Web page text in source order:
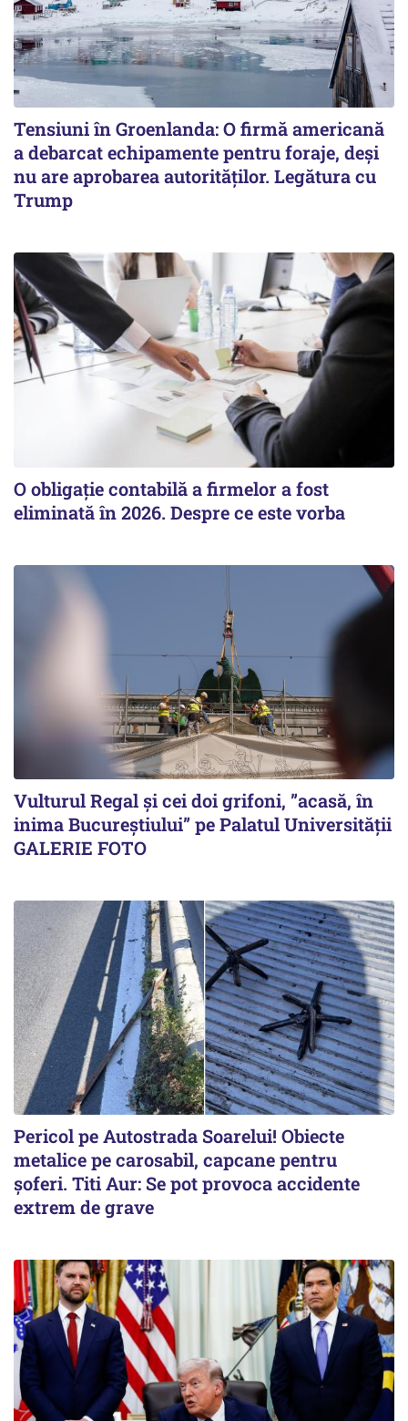
Tensiuni în Groenlanda: O firmă americană
a debarcat echipamente pentru foraje, deși
nu are aprobarea autorităților. Legătura cu
Trump
O obligație contabilă a firmelor a fost
eliminată în 2026. Despre ce este vorba
Vulturul Regal și cei doi grifoni, ”acasă, în
inima Bucureștiului” pe Palatul Universității
GALERIE FOTO
Pericol pe Autostrada Soarelui! Obiecte
metalice pe carosabil, capcane pentru
șoferi. Titi Aur: Se pot provoca accidente
extrem de grave